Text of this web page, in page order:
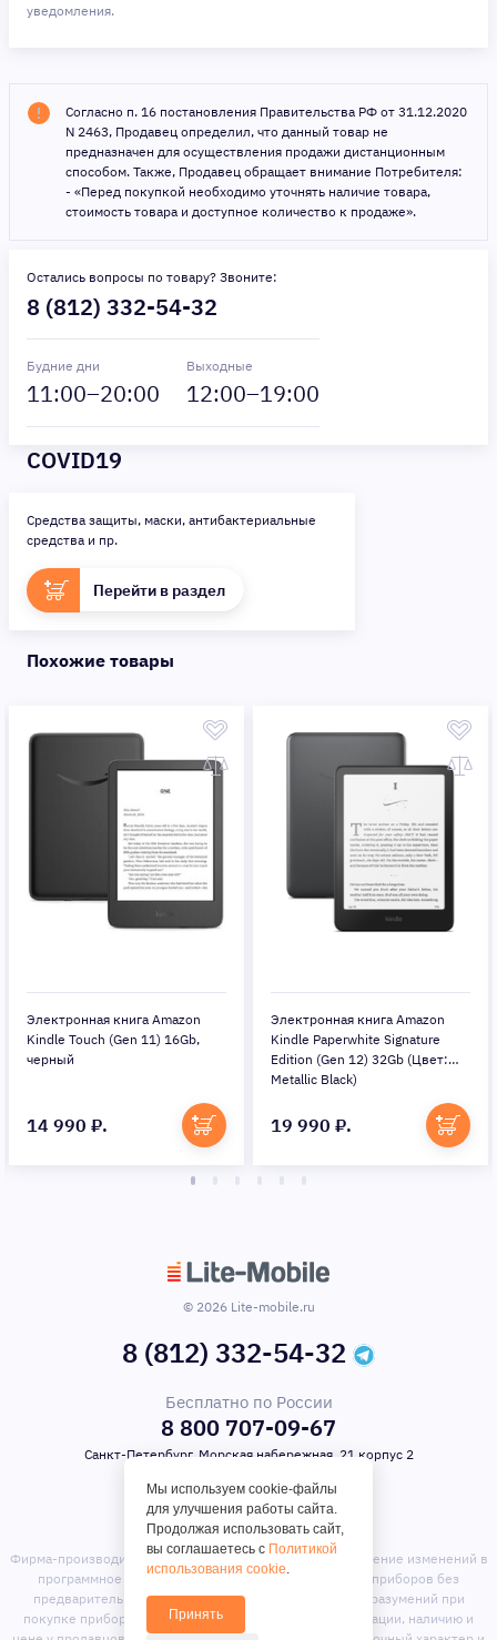
уведомления.
Согласно п. 16 постановления Правительства РФ от 31.12.2020
N 2463, Продавец определил, что данный товар не
предназначен для осуществления продажи дистанционным
способом. Также, Продавец обращает внимание Потребителя:
- «Перед покупкой необходимо уточнять наличие товара,
стоимость товара и доступное количество к продаже».
Остались вопросы по товару? Звоните:
8 (812) 332-54-32
Будние дни
11:00–20:00
Выходные
12:00–19:00
COVID19
Средства защиты, маски, антибактериальные
средства и пр.
Перейти в раздел
Похожие товары
Электронная книга Amazon
Kindle Paperwhite Signature
19 990 ₽.
Электронная книга
Kindle Paperwhite
Edition (Gen 12) 32Gb
Metallic Jade)
19 990 ₽.
© 2026 Lite-mobile.ru
8 (812) 332-54-32
Бесплатно по России
8 800 707-09-67
Санкт-Петербург, Морская набережная, 21 корпус 2
Фирма-производитель оставляет за собой право на внесение изменений в
программное обеспечение, дизайн и комплектацию приборов без
предварительного уведомления. Во избежание недоразумений при
покупке приборов уточняйте информацию о комплектации, наличию и
Мы используем cookie-файлы
для улучшения работы сайта.
Продолжая использовать сайт,
вы соглашаетесь с Политикой
использования cookie.
Принять